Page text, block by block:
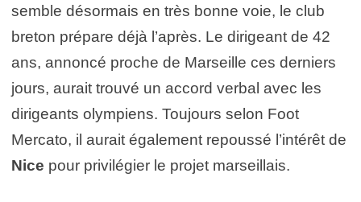
semble désormais en très bonne voie, le club
breton prépare déjà l’après. Le dirigeant de 42
ans, annoncé proche de Marseille ces derniers
jours, aurait trouvé un accord verbal avec les
dirigeants olympiens. Toujours selon Foot
Mercato, il aurait également repoussé l’intérêt de
Nice pour privilégier le projet marseillais.